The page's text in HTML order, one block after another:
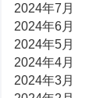
2024年7月
2024年6月
2024年5月
2024年4月
2024年3月